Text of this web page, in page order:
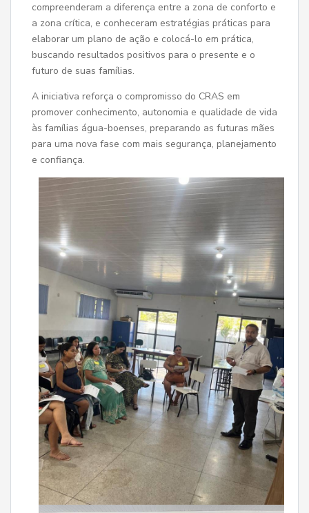
compreenderam a diferença entre a zona de conforto e
a zona crítica, e conheceram estratégias práticas para
elaborar um plano de ação e colocá-lo em prática,
buscando resultados positivos para o presente e o
futuro de suas famílias.
A iniciativa reforça o compromisso do CRAS em
promover conhecimento, autonomia e qualidade de vida
às famílias água-boenses, preparando as futuras mães
para uma nova fase com mais segurança, planejamento
e confiança.